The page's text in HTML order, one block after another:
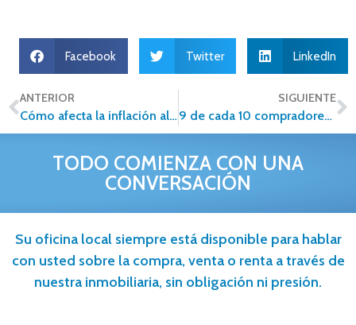
Facebook Twitter LinkedIn
ANTERIOR
Cómo afecta la inflación al precio de tu inmueble
SIGUIENTE
9 de cada 10 compradores de inmuebles intentan negociar el costo de la vivienda
TODO COMIENZA CON UNA
CONVERSACIÓN
Su oficina local siempre está disponible para hablar
con usted sobre la compra, venta o renta a través de
nuestra inmobiliaria, sin obligación ni presión.